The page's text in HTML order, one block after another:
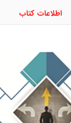
اطلاعات کتاب